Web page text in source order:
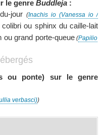
le genre Buddleja :
jour (Inachis io (Vanessa io /
ou sphinx du caille-lait
grand porte-queue(Papilio
ou ponte) sur le genre
verbasci))